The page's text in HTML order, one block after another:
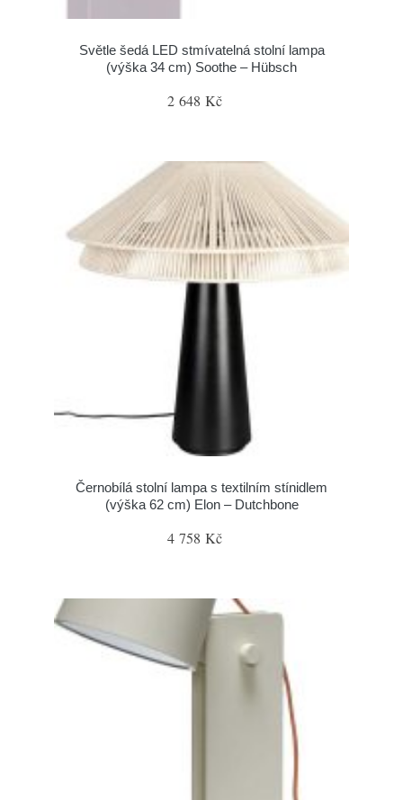
Světle šedá LED stmívatelná stolní lampa
(výška 34 cm) Soothe – Hübsch
2 648 Kč
Černobílá stolní lampa s textilním stínidlem
(výška 62 cm) Elon – Dutchbone
4 758 Kč